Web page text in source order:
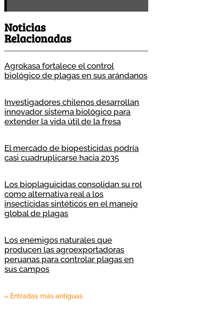
Noticias
Relacionadas
Agrokasa fortalece el control
biológico de plagas en sus arándanos
Investigadores chilenos desarrollan
innovador sistema biológico para
extender la vida útil de la fresa
El mercado de biopesticidas podría
casi cuadruplicarse hacia 2035
Los bioplaguicidas consolidan su rol
como alternativa real a los
insecticidas sintéticos en el manejo
global de plagas
Los enemigos naturales que
producen las agroexportadoras
peruanas para controlar plagas en
sus campos
« Entradas más antiguas